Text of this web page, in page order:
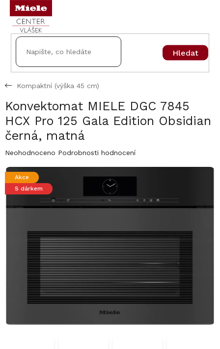
Přejít
obsah
Hledat
Kompaktní (výška 45 cm)
Konvektomat MIELE DGC 7845
HCX Pro 125 Gala Edition Obsidian
černá, matná
Průměrné
produktu
0,0
5
Neohodnoceno Podrobnosti hodnocení
Akce
S dárkem